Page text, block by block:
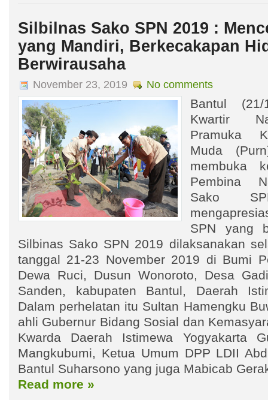
Silbilnas Sako SPN 2019 :
yang Mandiri, Berkecakapan
Berwirausaha
November 23, 2019 No comments
Bantul
Kwartir
Pramuka
Muda
membuka
Pembina
Sako
SPN yang
Silbinas Sako SPN 2019 dilaksanakan
tanggal 21-23 November 2019 di Bumi
Dewa Ruci, Dusun Wonoroto, Desa
Sanden, kabupaten Bantul, Daerah
Dalam perhelatan itu Sultan Hamengku
ahli Gubernur Bidang Sosial dan
Kwarda Daerah Istimewa Yogyakarta
Mangkubumi, Ketua Umum DPP LDII
Bantul Suharsono yang juga Mabicab
Read more »